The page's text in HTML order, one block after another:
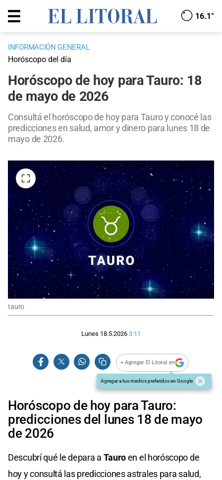
16.1°
INFORMACIÓN GENERAL
Horóscopo del día
Horóscopo de hoy para Tauro: 18
de mayo de 2026
Consultá el horóscopo de hoy para Tauro y conocé las
predicciones en salud, amor y dinero para lunes 18 de
mayo de 2026.
tauro
Lunes 18.5.2026 3:11
+ Agregar El Litoral en
Agregar a tus medios preferidos en Google
Horóscopo de hoy para Tauro:
predicciones del lunes 18 de mayo
de 2026
Descubrí qué le depara a Tauroen el horóscopo de
hoy y consultá las predicciones astrales para salud,